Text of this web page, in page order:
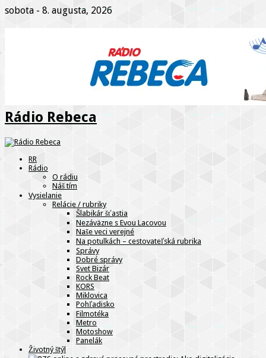
sobota - 8. augusta, 2026
Rádio Rebeca
RR
Rádio
O rádiu
Náš tím
Vysielanie
Relácie / rubriky
Šlabikár šťastia
Nezáväzne s Evou Lacovou
Naše veci verejné
Na potulkách – cestovateľská rubrika
Správy
Dobré správy
Svet Bizár
Rock Beat
KORS
Miklovica
Pohľadisko
Filmotéka
Metro
Motoshow
Panelák
Životný štýl